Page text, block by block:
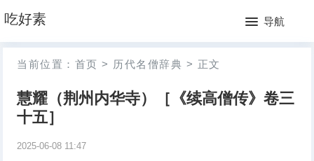
吃好素 导航
网
站
月
当前位置： 首页 > 历代名僧辞典 > 正文
慧耀（荆州内华寺）［《续高僧传》卷三
十五］
2025-06-08 11:47